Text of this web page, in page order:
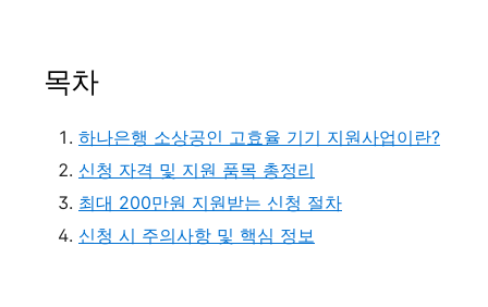
목차
하나은행 소상공인 고효율 기기 지원사업이란?
신청 자격 및 지원 품목 총정리
최대 200만원 지원받는 신청 절차
신청 시 주의사항 및 핵심 정보